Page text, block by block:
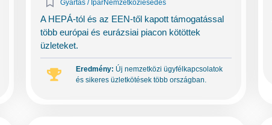
Gyártás / IparNemzetköziesedés
A HEPÁ-tól és az EEN-től kapott támogatással
több európai és eurázsiai piacon kötöttek
üzleteket.
Eredmény: Új nemzetközi ügyfélkapcsolatok
és sikeres üzletkötések több országban.